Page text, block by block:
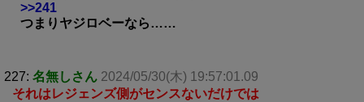
>>241
つまりヤジロベーなら……
227: 名無しさん 2024/05/30(木) 19:57:01.09
それはレジェンズ側がセンスないだけでは